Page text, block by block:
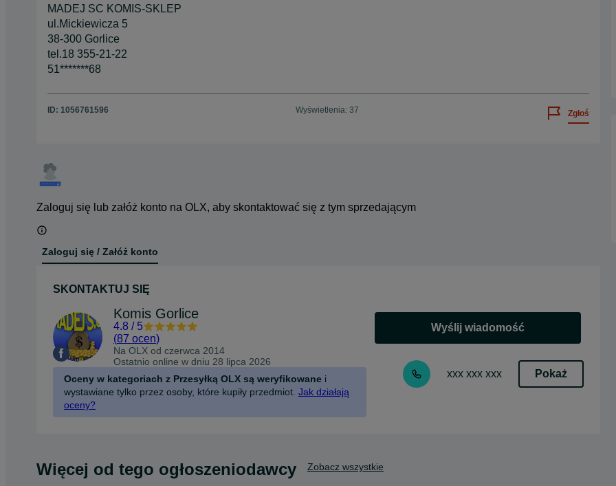
MADEJ SC KOMIS-SKLEP
ul.Mickiewicza 5
38-300 Gorlice
tel.18 355-21-22
51*******68
ID: 1056761596 Wyświetlenia: 37 Zgłoś
Zaloguj się lub załóż konto na OLX, aby skontaktować się z tym sprzedającym
Zaloguj się / Załóż konto
SKONTAKTUJ SIĘ
Komis Gorlice
4.8 / 5
(87 ocen)
Na OLX od czerwca 2014
Ostatnio online w dniu 28 lipca 2026
Oceny w kategoriach z Przesyłką OLX są weryfikowane i
wystawiane tylko przez osoby, które kupiły przedmiot. Jak działają
oceny?
Wyślij wiadomość
xxx xxx xxx Pokaż
Więcej od tego ogłoszeniodawcy Zobacz wszystkie